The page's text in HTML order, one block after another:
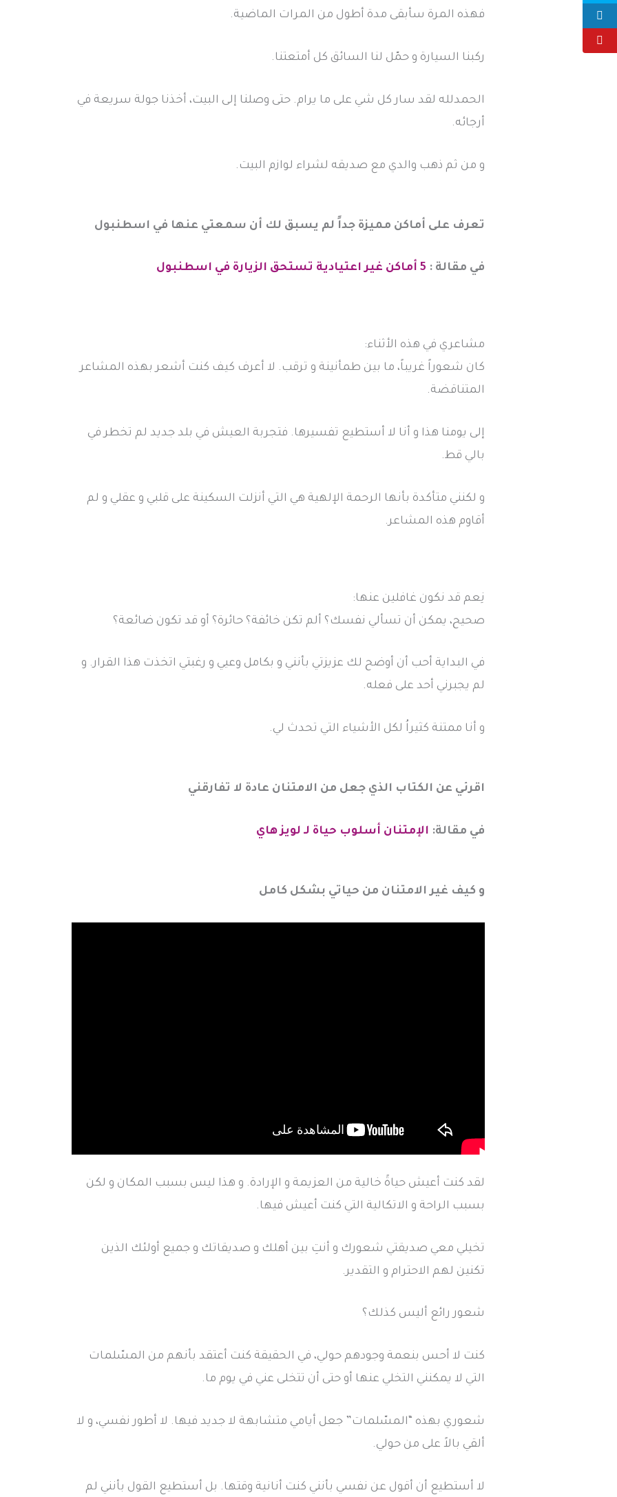
فهذه المرة سأبقى مدة أطول من المرات الماضية.
ركبنا السيارة و حمّل لنا السائق كل أمتعتنا.
الحمدلله لقد سار كل شي على ما يرام. حتى وصلنا إلى البيت، أخذنا جولة سريعة في
أرجائه.
و من ثم ذهب والدي مع صديقه لشراء لوازم البيت.
تعرف على أماكن مميزة جداً لم يسبق لك أن سمعتي عنها في اسطنبول
في مقالة : 5 أماكن غير اعتيادية تستحق الزيارة في اسطنبول
مشاعري في هذه الأثناء:
كان شعوراً غريباً، ما بين طمأنينة و ترقب. لا أعرف كيف كنت أشعر بهذه المشاعر
المتناقضة.
إلى يومنا هذا و أنا لا أستطيع تفسيرها. فتجربة العيش في بلد جديد لم تخطر في
بالي قط.
و لكنني متأكدة بأنها الرحمة الإلهية هي التي أنزلت السكينة على قلبي و عقلي و لم
أقاوم هذه المشاعر.
نِعم قد نكون غافلين عنها:
صحيح، يمكن أن تسألي نفسك؟ ألم تكن خائفة؟ حائرة؟ أو قد تكون ضائعة؟
في البداية أحب أن أوضح لك عزيزتي بأنني و بكامل وعيي و رغبتي اتخذت هذا القرار. و
لم يجبرني أحد على فعله.
و أنا ممتنة كثيراُ لكل الأشياء التي تحدث لي.
اقرئي عن الكتاب الذي جعل من الامتنان عادة لا تفارقني
في مقالة: الإمتنان أسلوب حياة لـ لويز هاي
و كيف غير الامتنان من حياتي بشكل كامل
لقد كنت أعيش حياةً خالية من العزيمة و الإرادة. و هذا ليس بسبب المكان و لكن
بسبب الراحة و الاتكالية التي كنت أعيش فيها.
تخيلي معي صديقتي شعورك و أنتِ بين أهلك و صديقاتك و جميع أولئك الذين
تكنين لهم الاحترام و التقدير.
شعور رائع أليس كذلك؟
كنت لا أحس بنعمة وجودهم حولي، في الحقيقة كنت أعتقد بأنهم من المسّلمات
التي لا يمكنني التخلي عنها أو حتى أن تتخلى عني في يوم ما.
شعوري بهذه “المسّلمات” جعل أيامي متشابهة لا جديد فيها. لا أطور نفسي، و لا
ألقي بالاً على من حولي.
لا أستطيع أن أقول عن نفسي بأنني كنت أنانية وقتها. بل أستطيع القول بأنني لم